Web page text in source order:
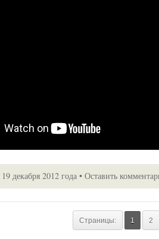
19 декабря 2012 года • Оставить
Страницы: 1 2